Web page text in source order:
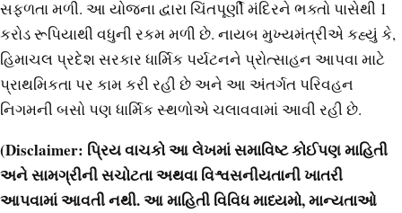
સફળતા મળી. આ યોજના દ્વારા ચિંતપૂર્ણી મંદિરને ભક્તો પાસેથી 1
કરોડ રૂપિયાથી વધુની રકમ મળી છે. નાયબ મુખ્યમંત્રીએ કહ્યું કે,
હિમાચલ પ્રદેશ સરકાર ધાર્મિક પર્યટનને પ્રોત્સાહન આપવા માટે
પ્રાથમિકતા પર કામ કરી રહી છે અને આ અંતર્ગત પરિવહન
નિગમની બસો પણ ધાર્મિક સ્થળોએ ચલાવવામાં આવી રહી છે.
(Disclaimer: પ્રિય વાચકો આ લેખમાં સમાવિષ્ટ કોઈપણ માહિતી
અને સામગ્રીની સચોટતા અથવા વિશ્વસનીયતાની ખાતરી
આપવામાં આવતી નથી. આ માહિતી વિવિધ માધ્યમો, માન્યતાઓ